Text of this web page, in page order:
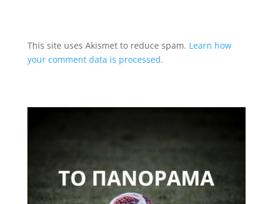
This site uses Akismet to reduce spam. Learn how
your comment data is processed.